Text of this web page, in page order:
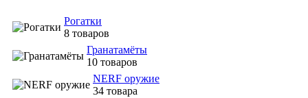
Рогатки
8 товаров
Гранатамёты
10 товаров
NERF оружие
34 товара